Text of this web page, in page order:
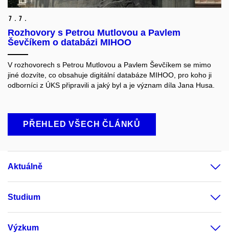
7. 7.
Rozhovory s Petrou Mutlovou a Pavlem
Ševčíkem o databázi MIHOO
V rozhovorech s Petrou Mutlovou a Pavlem Ševčíkem se mimo
jiné dozvíte, co obsahuje digitální databáze MIHOO, pro koho ji
odborníci z ÚKS připravili a jaký byl a je význam díla Jana Husa.
PŘEHLED VŠECH ČLÁNKŮ
Aktuálně
Studium
Výzkum